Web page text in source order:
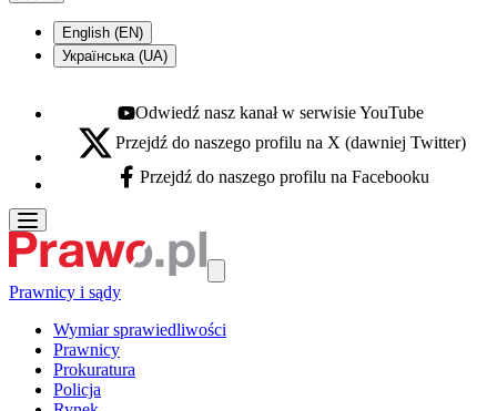
English (EN)
Українська (UA)
Youtube - otwiera się w nowej karcie
Odwiedź nasz kanał w serwisie YouTube
X - otwiera się w nowej karcie
Przejdź do naszego profilu na X (dawniej Twitter)
Facebook - otwiera się w nowej karcie
Przejdź do naszego profilu na Facebooku
Prawnicy i sądy
Wymiar sprawiedliwości
Prawnicy
Prokuratura
Policja